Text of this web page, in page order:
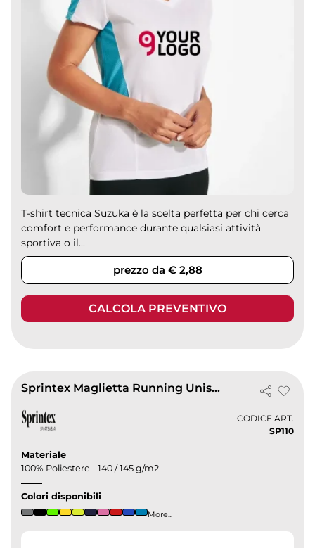
T-shirt tecnica Suzuka è la scelta perfetta per chi cerca
comfort e performance durante qualsiasi attività
sportiva o il...
prezzo da € 2,88
CALCOLA PREVENTIVO
Sprintex Maglietta Running Unisex | Traspirante 100% Poliestere
CODICE ART.
SP110
Materiale
100% Poliestere - 140 / 145 g/m2
Colori disponibili
More...